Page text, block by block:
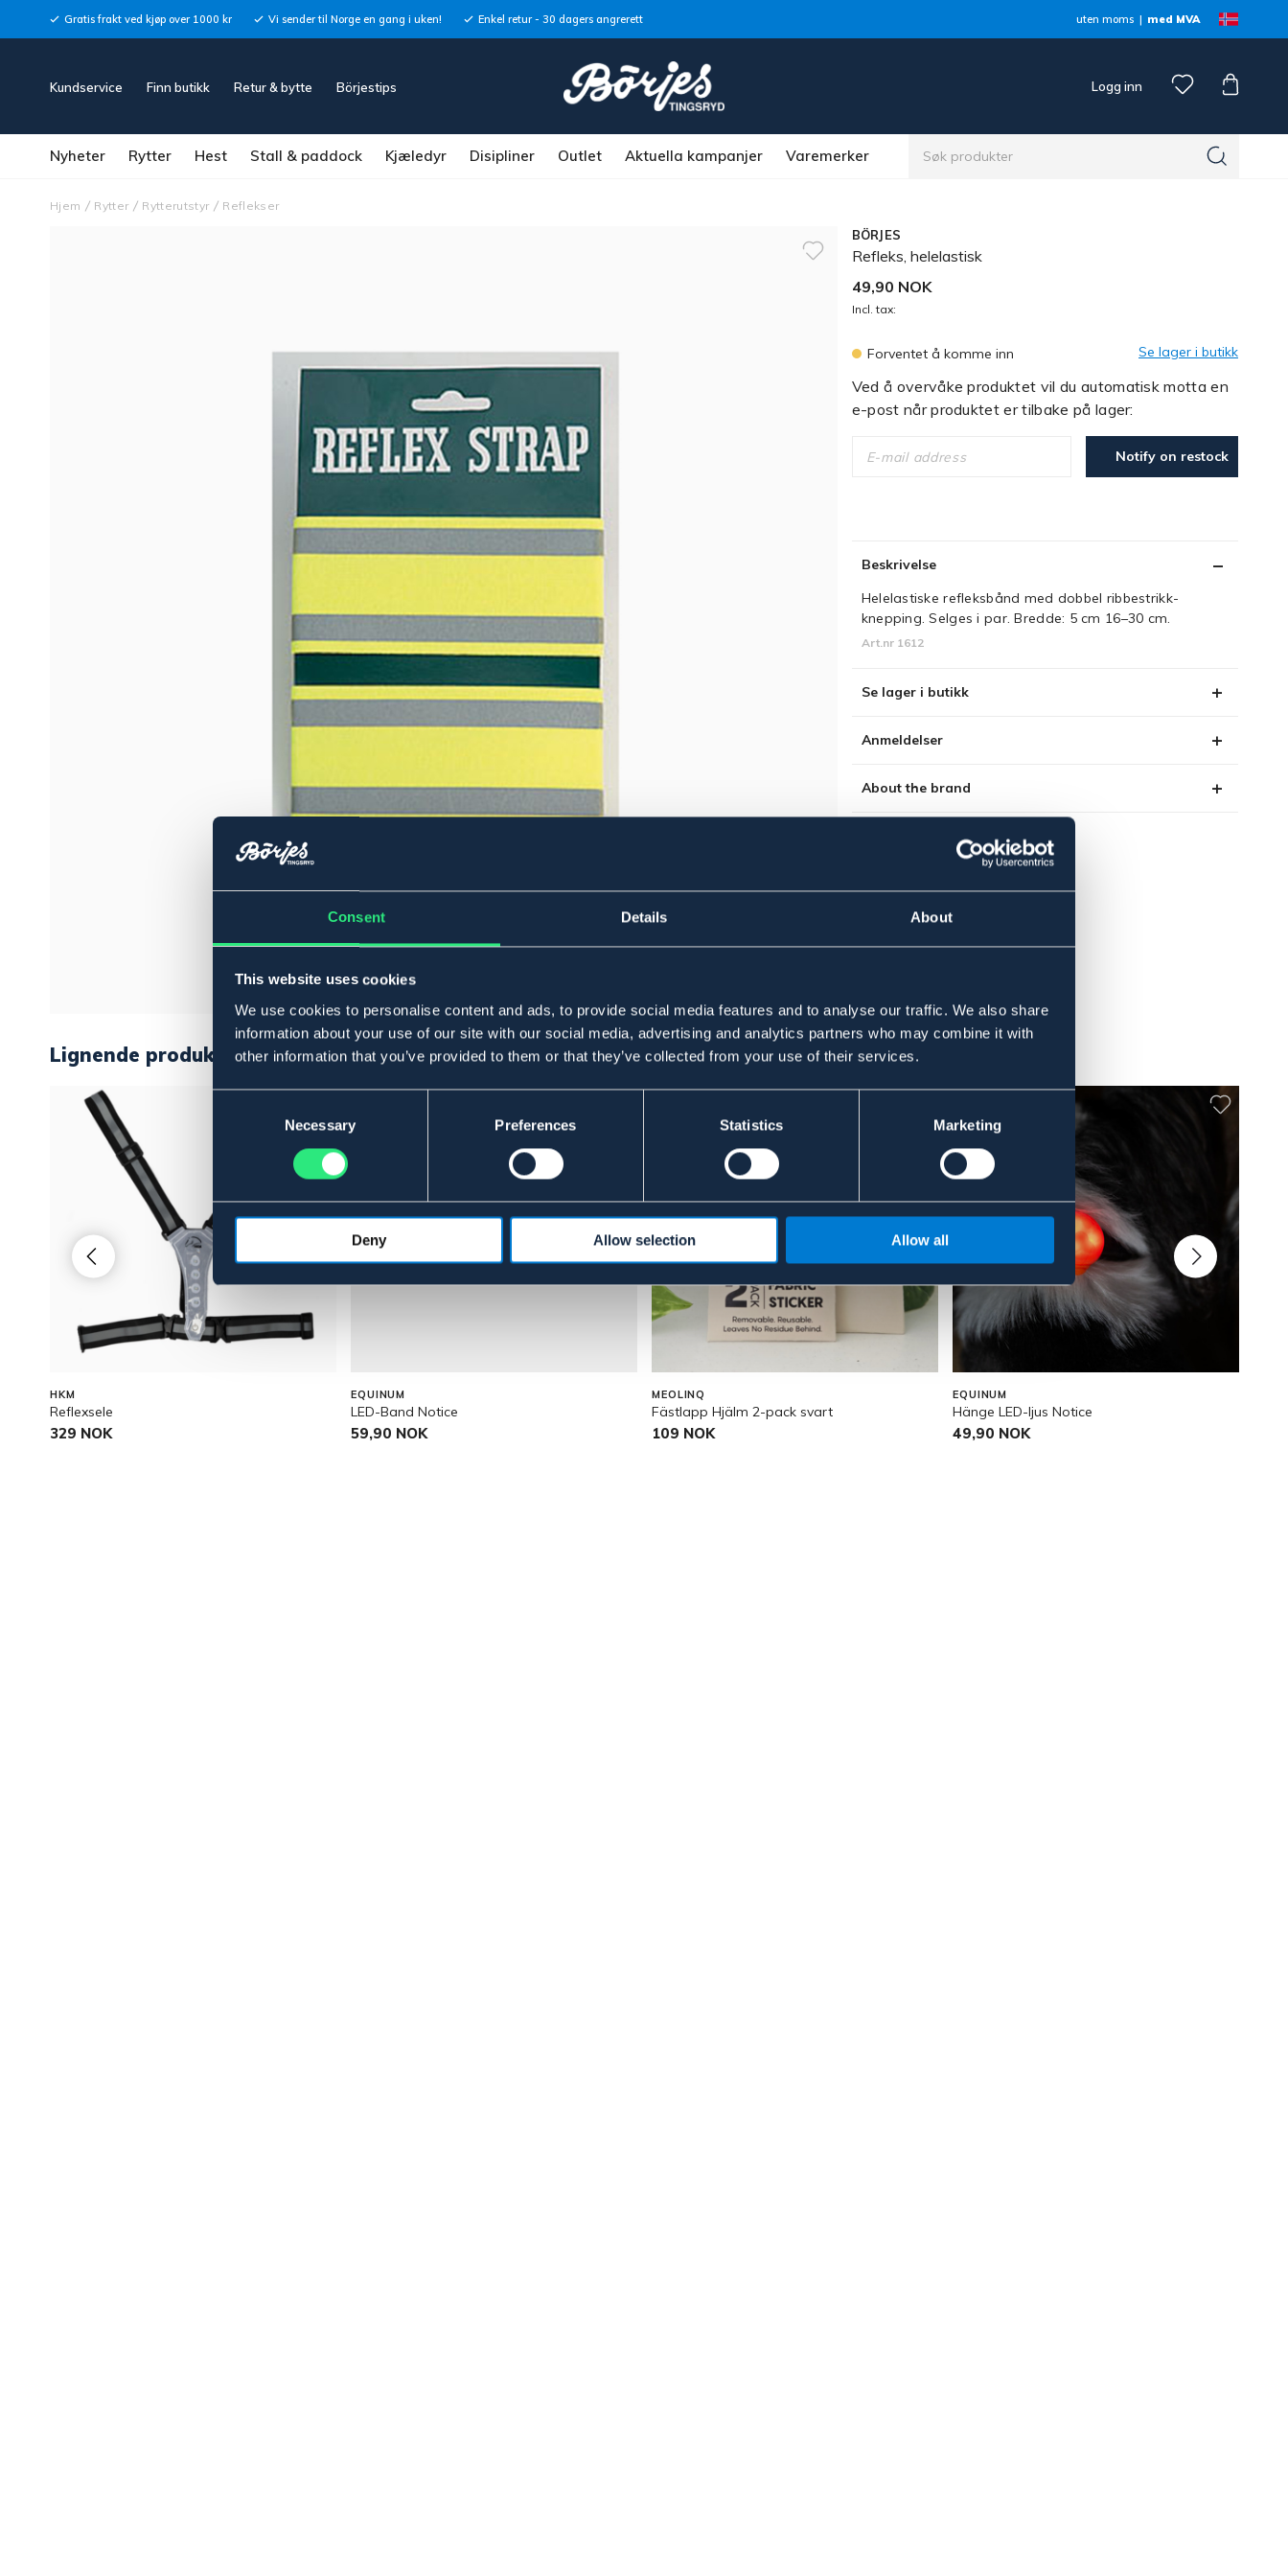
Consent Details About
This website uses cookies
We use cookies to personalise content and ads, to provide social media features and to analyse our traffic. We also share
information about your use of our site with our social media, advertising and analytics partners who may combine it with
other information that you’ve provided to them or that they’ve collected from your use of their services.
Necessary Preferences Statistics Marketing
Deny Allow selection Allow all
Gratis frakt ved kjøp over 1000 kr Vi sender til Norge en gang i uken! Enkel retur - 30 dagers angrerett uten moms med MVA
Kundservice Finn butikk Retur & bytte Börjestips Logg inn
Nyheter Rytter Hest Stall & paddock Kjæledyr Disipliner Outlet Aktuella kampanjer Varemerker
Hjem Rytter Rytterutstyr Reflekser
BÖRJES
Refleks, helelastisk
49,90 NOK
Incl. tax:
Forventet å komme inn Se lager i butikk
Ved å overvåke produktet vil du automatisk motta en
e-post når produktet er tilbake på lager:
Notify on restock
Beskrivelse
Helelastiske refleksbånd med dobbel ribbestrikk-
knepping. Selges i par. Bredde: 5 cm 16–30 cm.
Art.nr 1612
Se lager i butikk
Anmeldelser
About the brand
Lignende produkter
HKM
Reflexsele
329 NOK
EQUINUM
LED-Band Notice
59,90 NOK
MEOLINQ
Fästlapp Hjälm 2-pack svart
109 NOK
EQUINUM
Hänge LED-ljus Notice
49,90 NOK